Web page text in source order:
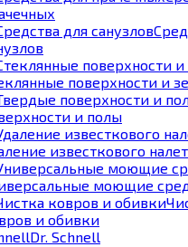
поверхности и
и полы
известкового
моющие
и обивки
Dr. Schnell